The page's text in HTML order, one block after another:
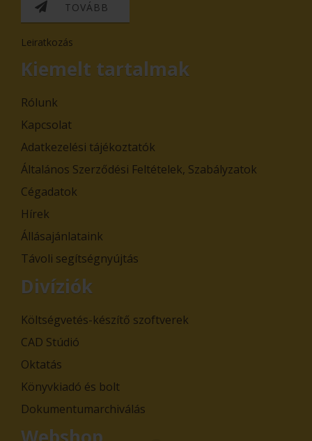
TOVÁBB
Leiratkozás
Kiemelt tartalmak
Rólunk
Kapcsolat
Adatkezelési tájékoztatók
Általános Szerződési Feltételek, Szabályzatok
Cégadatok
Hírek
Állásajánlataink
Távoli segítségnyújtás
Divíziók
Költségvetés-készítő szoftverek
CAD Stúdió
Oktatás
Könyvkiadó és bolt
Dokumentumarchiválás